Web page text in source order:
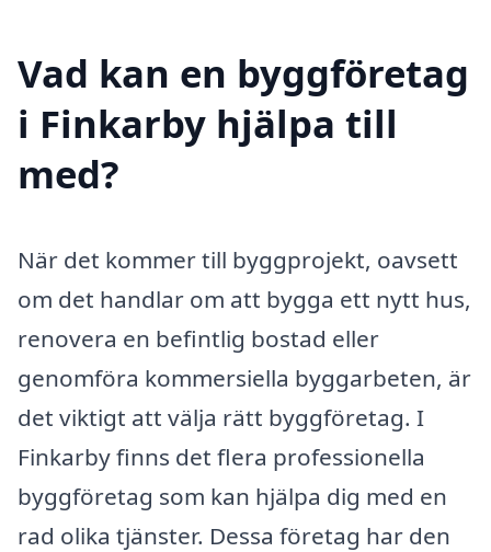
Vad kan en byggföretag
i Finkarby hjälpa till
med?
När det kommer till byggprojekt, oavsett
om det handlar om att bygga ett nytt hus,
renovera en befintlig bostad eller
genomföra kommersiella byggarbeten, är
det viktigt att välja rätt byggföretag. I
Finkarby finns det flera professionella
byggföretag som kan hjälpa dig med en
rad olika tjänster. Dessa företag har den